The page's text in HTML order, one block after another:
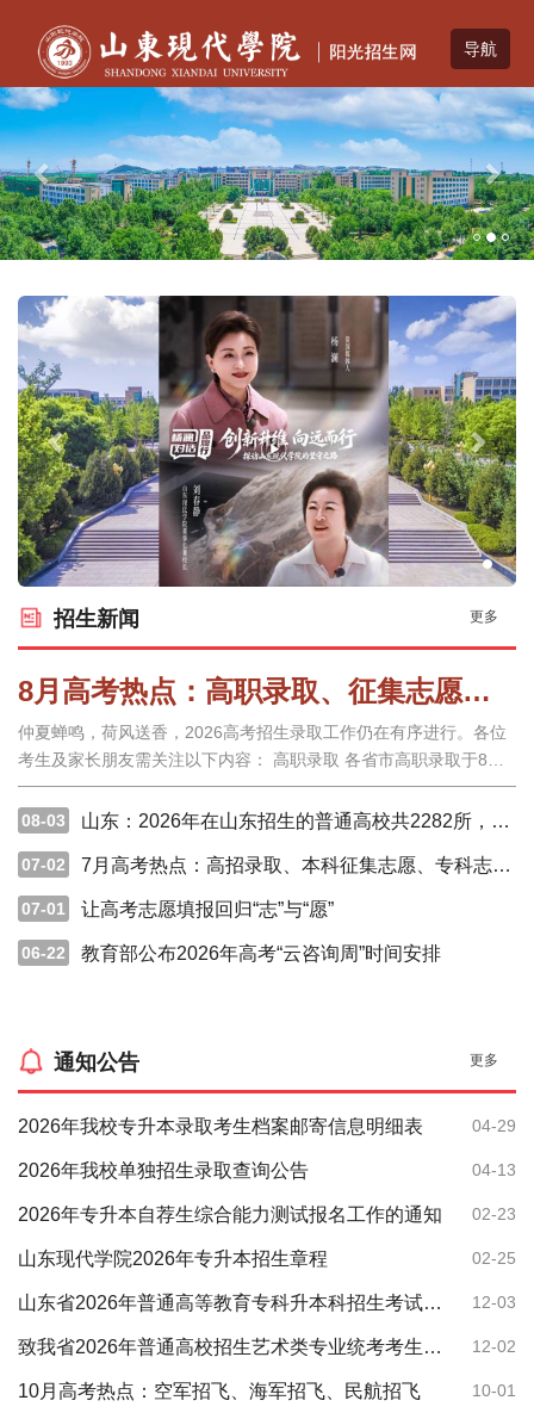
Previous
Previous Next
招生新闻 更多
8月高考热点：高职录取、征集志愿、警惕招生诈骗、了解学生资助政策
仲夏蝉鸣，荷风送香，2026高考招生录取工作仍在有序进行。各位
考生及家长朋友需关注以下内容： 高职录取 各省市高职录取于8月
陆续开始。湖北、甘肃、宁夏等省份将于8月进行高职（专科）批次
志愿填报，考生须在规定时间内按要求进行志愿填报，并关注录取山东：2026年在山东招生的普通高校共2282所，共录取考生872368人
08-03
7月高考热点：高招录取、本科征集志愿、专科志愿填报、高校寄送录取通知书
07-02
让高考志愿填报回归“志”与“愿”
07-01
教育部公布2026年高考“云咨询周”时间安排
06-22
通知公告 更多
2026年我校专升本录取考生档案邮寄信息明细表 04-29
2026年我校单独招生录取查询公告 04-13
2026年专升本自荐生综合能力测试报名工作的通知 02-23
山东现代学院2026年专升本招生章程 02-25
山东省2026年普通高等教育专科升本科招生考试公共基础课考试要求 12-03
致我省2026年普通高校招生艺术类专业统考考生的一封信 12-02
10月高考热点：空军招飞、海军招飞、民航招飞 10-01